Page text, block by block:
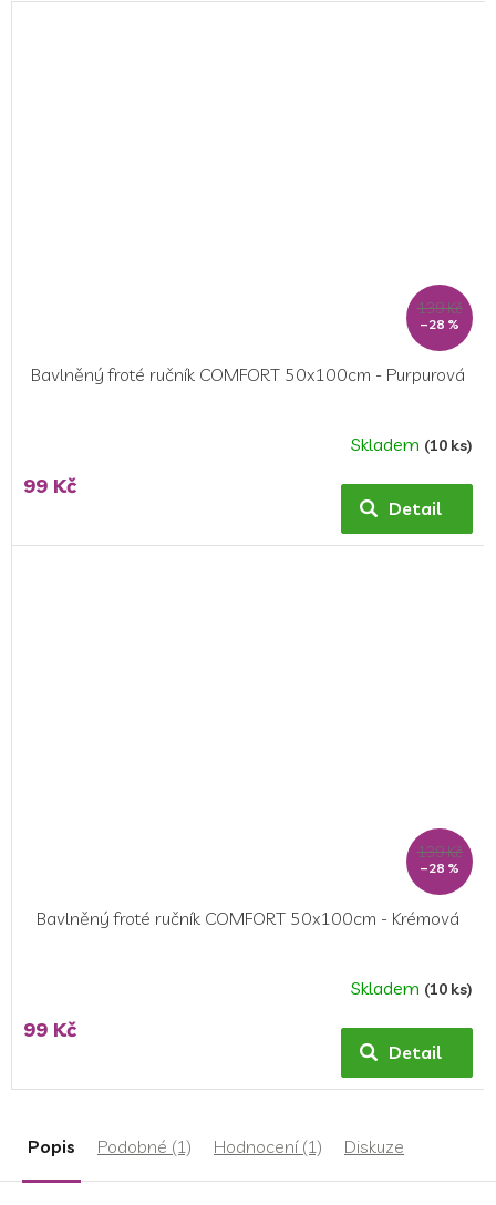
139 Kč
–28 %
Bavlněný froté ručník COMFORT 50x100cm - Purpurová
hodnocení
produktu
5,0
Skladem (10 ks)
99 Kč
Detail
139 Kč
–28 %
Bavlněný froté ručník COMFORT 50x100cm - Krémová
Skladem (10 ks)
99 Kč
Detail
Popis Podobné (1) Hodnocení (1) Diskuze